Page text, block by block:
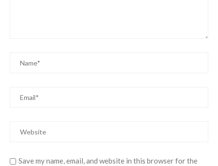
Save my name, email, and website in this browser for the